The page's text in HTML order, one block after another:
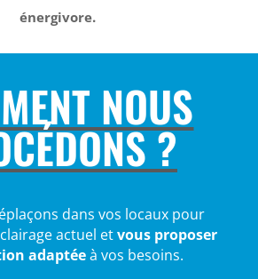
énergivore.
NOUS
?
dans vos locaux pour
actuel etvous proposer
adaptéeà vos besoins.